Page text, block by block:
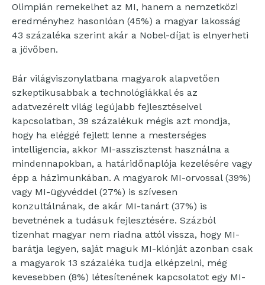
Olimpián remekelhet az MI, hanem a nemzetközi
eredményhez hasonlóan (45%) a magyar lakosság
43 százaléka szerint akár a Nobel-díjat is elnyerheti
a jövőben.
Bár világviszonylatbana magyarok alapvetően
szkeptikusabbak a technológiákkal és az
adatvezérelt világ legújabb fejlesztéseivel
kapcsolatban, 39 százalékuk mégis azt mondja,
hogy ha eléggé fejlett lenne a mesterséges
intelligencia, akkor MI-asszisztenst használna a
mindennapokban, a határidőnaplója kezelésére vagy
épp a házimunkában. A magyarok MI-orvossal (39%)
vagy MI-ügyvéddel (27%) is szívesen
konzultálnának, de akár MI-tanárt (37%) is
bevetnének a tudásuk fejlesztésére. Százból
tizenhat magyar nem riadna attól vissza, hogy MI-
barátja legyen, saját maguk MI-klónját azonban csak
a magyarok 13 százaléka tudja elképzelni, még
kevesebben (8%) létesítenének kapcsolatot egy MI-